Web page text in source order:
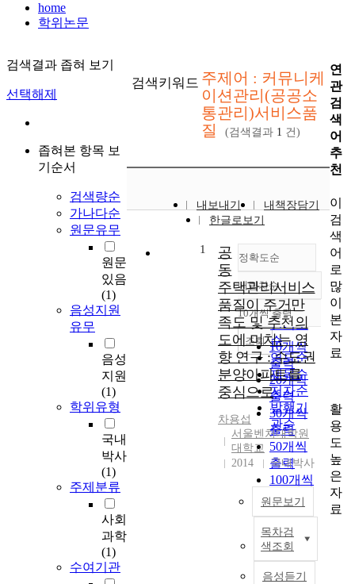
home
학위논문
검색결과 좁혀 보기
선택해제
좁혀본 항목 보
기순서
검색량순
가나다순
원문유무
원문
있음
(1)
음성지원
유무
음성
지원
(1)
학위유형
국내
박사
(1)
주제분류
사회
과학
(1)
수여기관
검색키워드 주제어 : 커뮤니케
이션관리(공공소
통관리)서비스품
질
(검색결과 1 건)
내보내기
내책장담기
한글로보기
정확도순
정확도
순
인기도
순
연도순
제목순
저자순
발행기
관순
내림차순
내림차순
10개씩 출력
10개씩
출력
20개씩
출력
30개씩
출력
50개씩
출력
100개씩
출력
조회
1
공
동
주택관리서비스
품질이 주거만
족도 및 추천의
도에 미치는 영
향 연구 : 수도권
분양아파트를
중심으로
차용섭
서울벤처대학원
대학교
2014
국내박사
원문보기
목차검
색조회
음성듣기
연
관
검
색
어
추
천
이
검
색
어
로
많
이
본
자
료
활
용
도
높
은
자
료